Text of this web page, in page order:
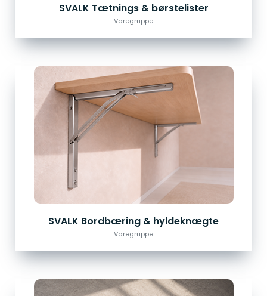
SVALK Tætnings & børstelister
Varegruppe
SVALK Bordbæring & hyldeknægte
Varegruppe